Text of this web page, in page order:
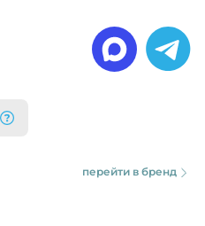
перейти в бренд